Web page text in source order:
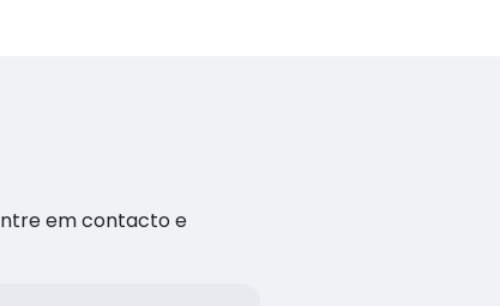
em contacto e